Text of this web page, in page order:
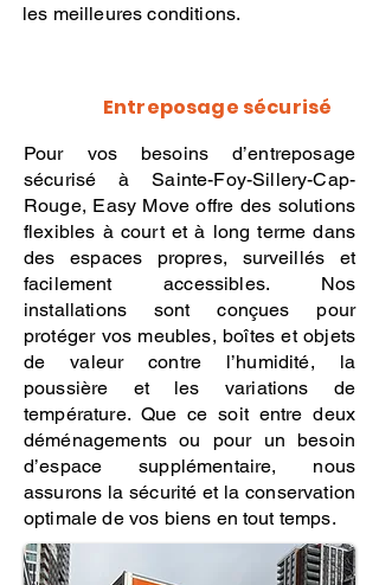
les meilleures conditions.
Entreposage sécurisé
Pour vos besoins d’entreposage
sécurisé à Sainte-Foy-Sillery-Cap-
Rouge, Easy Move offre des solutions
flexibles à court et à long terme dans
des espaces propres, surveillés et
facilement accessibles. Nos
installations sont conçues pour
protéger vos meubles, boîtes et objets
de valeur contre l’humidité, la
poussière et les variations de
température. Que ce soit entre deux
déménagements ou pour un besoin
d’espace supplémentaire, nous
assurons la sécurité et la conservation
optimale de vos biens en tout temps.